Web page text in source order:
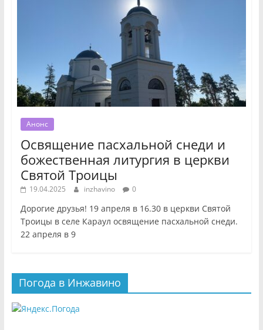
Анонс
Освящение пасхальной снеди и
божественная литургия в церкви
Святой Троицы
19.04.2025 inzhavino 0
Дорогие друзья! 19 апреля в 16.30 в церкви Святой
Троицы в селе Караул освящение пасхальной снеди.
22 апреля в 9
Погода в Инжавино